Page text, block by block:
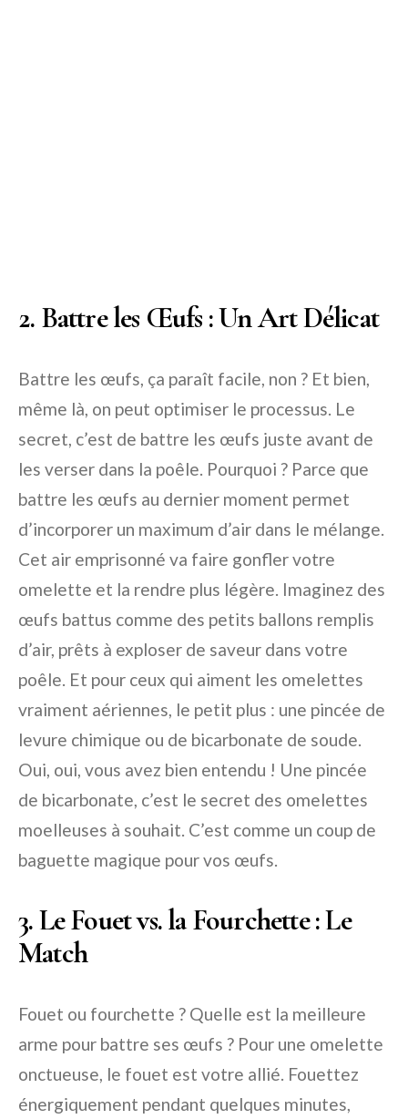
2. Battre les Œufs : Un Art Délicat
Battre les œufs, ça paraît facile, non ? Et bien,
même là, on peut optimiser le processus. Le
secret, c’est de battre les œufs juste avant de
les verser dans la poêle. Pourquoi ? Parce que
battre les œufs au dernier moment permet
d’incorporer un maximum d’air dans le mélange.
Cet air emprisonné va faire gonfler votre
omelette et la rendre plus légère. Imaginez des
œufs battus comme des petits ballons remplis
d’air, prêts à exploser de saveur dans votre
poêle. Et pour ceux qui aiment les omelettes
vraiment aériennes, le petit plus : une pincée de
levure chimique ou de bicarbonate de soude.
Oui, oui, vous avez bien entendu ! Une pincée
de bicarbonate, c’est le secret des omelettes
moelleuses à souhait. C’est comme un coup de
baguette magique pour vos œufs.
3. Le Fouet vs. la Fourchette : Le
Match
Fouet ou fourchette ? Quelle est la meilleure
arme pour battre ses œufs ? Pour une omelette
onctueuse, le fouet est votre allié. Fouettez
énergiquement pendant quelques minutes,